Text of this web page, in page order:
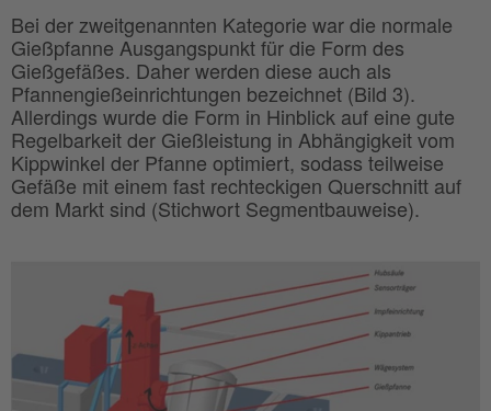
Bei der zweitgenannten Kategorie war die normale
Gießpfanne Ausgangspunkt für die Form des
Gießgefäßes. Daher werden diese auch als
Pfannengießeinrichtungen bezeichnet (Bild 3).
Allerdings wurde die Form in Hinblick auf eine gute
Regelbarkeit der Gießleistung in Abhängigkeit vom
Kippwinkel der Pfanne optimiert, sodass teilweise
Gefäße mit einem fast rechteckigen Querschnitt auf
dem Markt sind (Stichwort Segmentbauweise).